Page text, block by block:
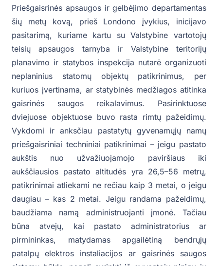
Priešgaisrinės apsaugos ir gelbėjimo departamentas
šių metų kovą, prieš Londono įvykius, inicijavo
pasitarimą, kuriame kartu su Valstybine vartotojų
teisių apsaugos tarnyba ir Valstybine teritorijų
planavimo ir statybos inspekcija nutarė organizuoti
neplaninius statomų objektų patikrinimus, per
kuriuos įvertinama, ar statybinės medžiagos atitinka
gaisrinės saugos reikalavimus. Pasirinktuose
dviejuose objektuose buvo rasta rimtų pažeidimų.
Vykdomi ir anksčiau pastatytų gyvenamųjų namų
priešgaisriniai techniniai patikrinimai – jeigu pastato
aukštis nuo užvažiuojamojo paviršiaus iki
aukščiausios pastato altitudės yra 26,5–56 metrų,
patikrinimai atliekami ne rečiau kaip 3 metai, o jeigu
daugiau – kas 2 metai. Jeigu randama pažeidimų,
baudžiama namą administruojanti įmonė. Tačiau
būna atvejų, kai pastato administratorius ar
pirmininkas, matydamas apgailėtiną bendrųjų
patalpų elektros instaliacijos ar gaisrinės saugos